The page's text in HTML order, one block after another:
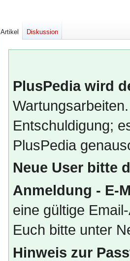
PlusPedia wird
Entschuldigung;
PlusPedia
Neue User bitte
Anmeldung - E-
eine gültige
Euch bitte unter
Hinweis zur
Artikel Diskussion